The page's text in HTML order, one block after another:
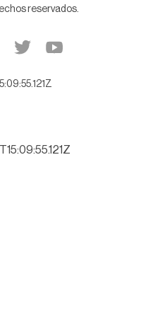
reservados.